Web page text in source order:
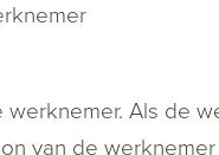
Als de
van de